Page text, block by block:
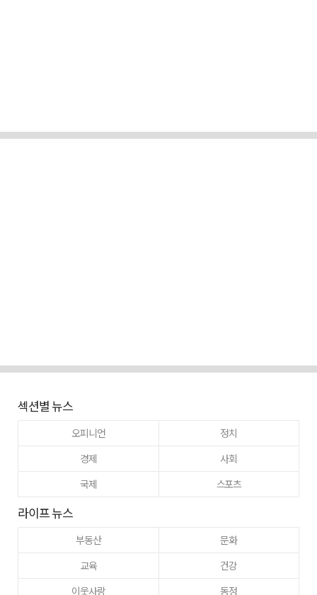
섹션별 뉴스
오피니언
정치
경제
사회
국제
스포츠
라이프 뉴스
부동산
문화
교육
건강
이웃사랑
동정